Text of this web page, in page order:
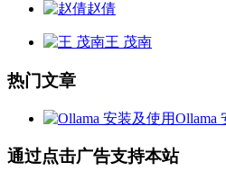
赵倩
王 茂南
热门文章
Ollama
通过点击广告支持本站